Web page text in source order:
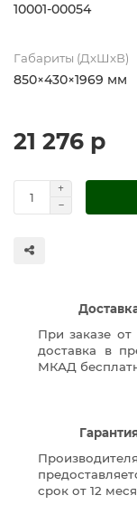
10001-00054
Габариты (ДхШхВ)
850×430×1969 мм
21 276 р
При заказе от
доставка в
МКАД
Производителя
срок от 12